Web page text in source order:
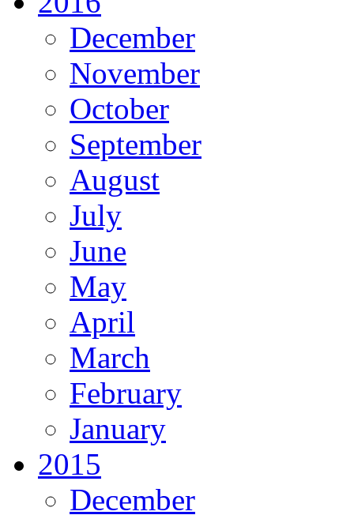
December
November
October
September
August
July
June
May
April
March
February
January
2015
December